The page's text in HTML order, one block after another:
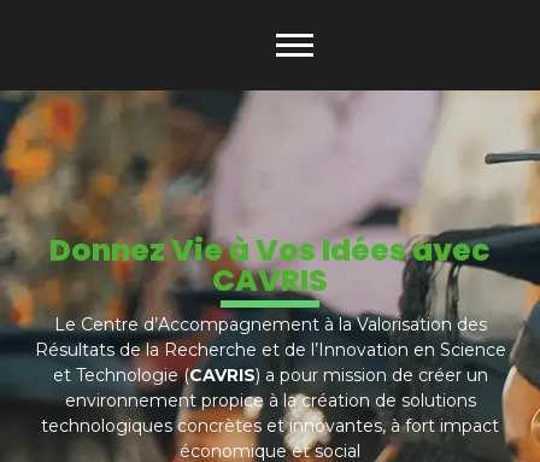
Donnez Vie à Vos Idées avec
CAVRIS
Le Centre d’Accompagnement à la Valorisation des
Résultats de la Recherche et de l’Innovation en Science
et Technologie (CAVRIS) a pour mission de créer un
environnement propice à la création de solutions
technologiques concrètes et innovantes, à fort impact
économique et social